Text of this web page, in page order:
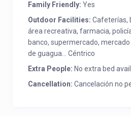
Family Friendly: Yes
Outdoor Facilities: Cafeterías,
área recreativa, farmacia,
banco, supermercado,
de guagua... Céntrico
Extra People: No extra bed
Cancellation: Cancelación no